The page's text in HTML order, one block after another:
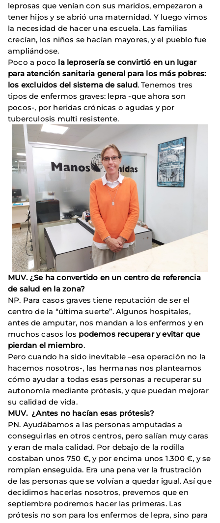
leprosas que venían con sus maridos, empezaron a
tener hijos y se abrió una maternidad. Y luego vimos
la necesidad de hacer una escuela. Las familias
crecían, los niños se hacían mayores, y el pueblo fue
ampliándose.
Poco a poco la leprosería se convirtió en un lugar
para atención sanitaria general para los más pobres:
los excluidos del sistema de salud. Tenemos tres
tipos de enfermos graves: lepra -que ahora son
pocos-, por heridas crónicas o agudas y por
tuberculosis multi resistente.
MUV. ¿Se ha convertido en un centro de referencia
de salud en la zona?
NP. Para casos graves tiene reputación de ser el
centro de la “última suerte”. Algunos hospitales,
antes de amputar, nos mandan a los enfermos y en
muchos casos los podemos recuperar y evitar que
pierdan el miembro.
Pero cuando ha sido inevitable –esa operación no la
hacemos nosotros-, las hermanas nos planteamos
cómo ayudar a todas esas personas a recuperar su
autonomía mediante prótesis, y que puedan mejorar
su calidad de vida.
MUV. ¿Antes no hacían esas prótesis?
PN. Ayudábamos a las personas amputadas a
conseguirlas en otros centros, pero salían muy caras
y eran de mala calidad. Por debajo de la rodilla
costaban unos 750 €, y por encima unos 1.300 €, y se
rompían enseguida. Era una pena ver la frustración
de las personas que se volvían a quedar igual. Así que
decidimos hacerlas nosotros, prevemos que en
septiembre podremos hacer las primeras. Las
prótesis no son para los enfermos de lepra, sino para